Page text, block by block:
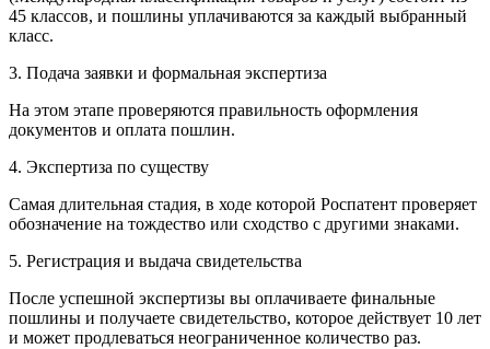
45 классов, и пошлины уплачиваются за каждый выбранный
класс.
3. Подача заявки и формальная экспертиза
На этом этапе проверяются правильность оформления
документов и оплата пошлин.
4. Экспертиза по существу
Самая длительная стадия, в ходе которой Роспатент проверяет
обозначение на тождество или сходство с другими знаками.
5. Регистрация и выдача свидетельства
После успешной экспертизы вы оплачиваете финальные
пошлины и получаете свидетельство, которое действует 10 лет
и может продлеваться неограниченное количество раз.